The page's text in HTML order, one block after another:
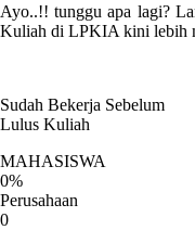
Ayo..!! tunggu apa lagi?
Kuliah di LPKIA kini lebih
Sudah Bekerja Sebelum
Lulus Kuliah
MAHASISWA
0%
Perusahaan
0